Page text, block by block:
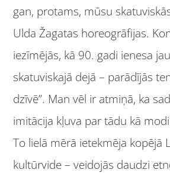
gan, protams, mūsu
Ulda Žagatas horeogrāfijas.
iezīmējās, kā 90. gadi ienesa
skatuviskajā dejā – parādījās
dzīvē”. Man vēl ir atmiņā, ka
imitācija kļuva par tādu kā
To lielā mērā ietekmēja kopējā
kultūrvide – veidojās daudzi